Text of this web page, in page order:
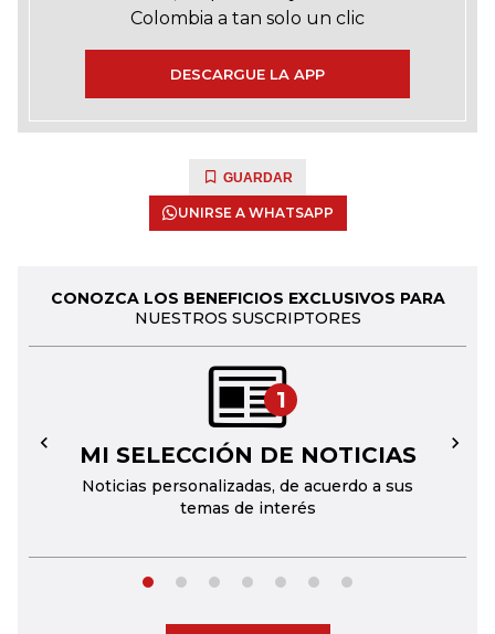
Colombia a tan solo un clic
DESCARGUE LA APP
GUARDAR
UNIRSE A WHATSAPP
CONOZCA LOS BENEFICIOS EXCLUSIVOS PARA
NUESTROS SUSCRIPTORES
1
MI SELECCIÓN DE NOTICIAS
Noticias personalizadas, de acuerdo a sus
temas de interés
← →